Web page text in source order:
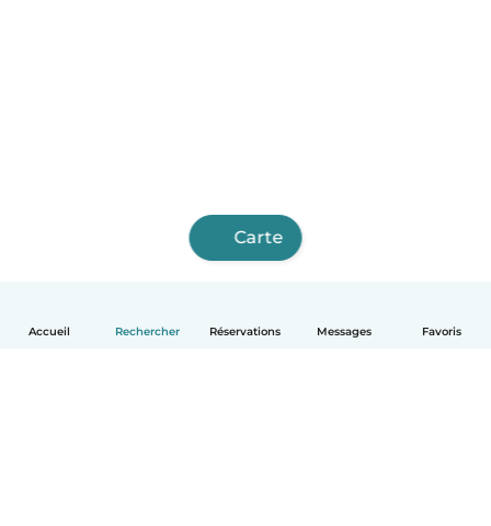
Accueil Rechercher Réservations Messages Favoris
Carte